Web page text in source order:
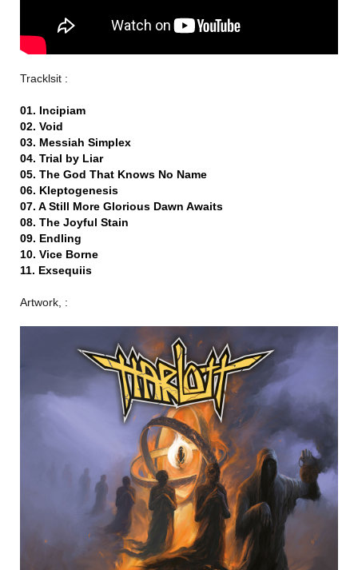
Tracklsit :
01. Incipiam
02. Void
03. Messiah Simplex
04. Trial by Liar
05. The God That Knows No Name
06. Kleptogenesis
07. A Still More Glorious Dawn Awaits
08. The Joyful Stain
09. Endling
10. Vice Borne
11. Exsequiis
Artwork, :